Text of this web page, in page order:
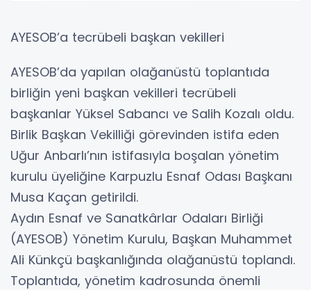
AYESOB’a tecrübeli başkan vekilleri
AYESOB’da yapılan olağanüstü toplantıda
birliğin yeni başkan vekilleri tecrübeli
başkanlar Yüksel Sabancı ve Salih Kozalı oldu.
Birlik Başkan Vekilliği görevinden istifa eden
Uğur Anbarlı’nın istifasıyla boşalan yönetim
kurulu üyeliğine Karpuzlu Esnaf Odası Başkanı
Musa Kaçan getirildi.
Aydın Esnaf ve Sanatkârlar Odaları Birliği
(AYESOB) Yönetim Kurulu, Başkan Muhammet
Ali Künkçü başkanlığında olağanüstü toplandı.
Toplantıda, yönetim kadrosunda önemli